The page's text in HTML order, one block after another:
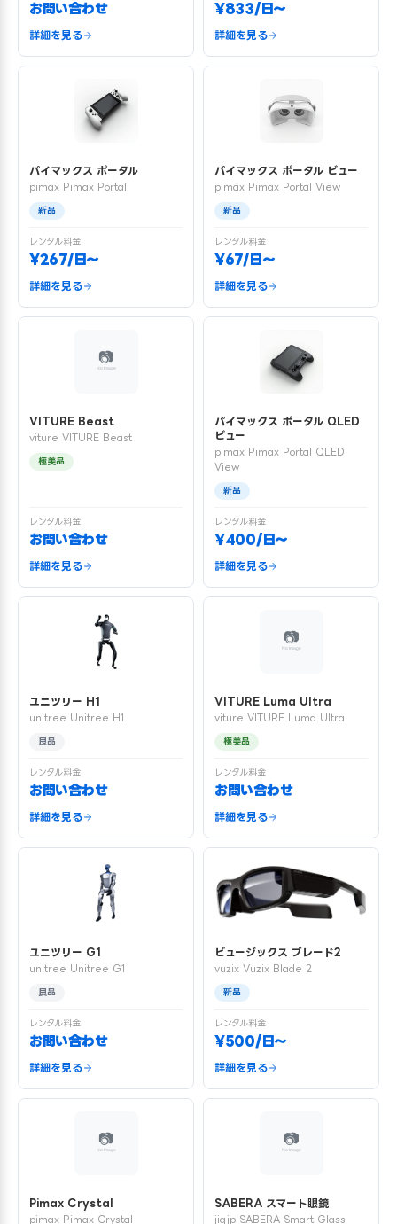
お問い合わせ
詳細を見る
¥833/日〜
詳細を見る
パイマックス ポータル
pimax Pimax Portal
新品
レンタル料金
¥267/日〜
詳細を見る
パイマックス ポータル ビュー
pimax Pimax Portal View
新品
レンタル料金
¥67/日〜
詳細を見る
VITURE Beast
viture VITURE Beast
極美品
レンタル料金
お問い合わせ
詳細を見る
パイマックス ポータル QLED
ビュー
pimax Pimax Portal QLED
View
新品
レンタル料金
¥400/日〜
詳細を見る
ユニツリー H1
unitree Unitree H1
良品
レンタル料金
お問い合わせ
詳細を見る
VITURE Luma Ultra
viture VITURE Luma Ultra
極美品
レンタル料金
お問い合わせ
詳細を見る
ユニツリー G1
unitree Unitree G1
良品
レンタル料金
お問い合わせ
詳細を見る
ビュージックス ブレード2
vuzix Vuzix Blade 2
新品
レンタル料金
¥500/日〜
詳細を見る
Pimax Crystal
pimax Pimax Crystal
SABERA スマート眼鏡
jigjp SABERA Smart Glass